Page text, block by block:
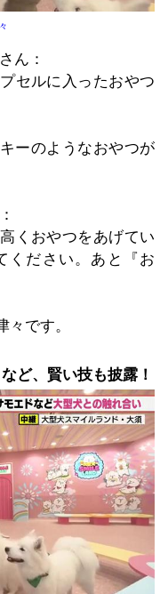
ん：
セルに入ったおやつ
ーのようなおやつが
くおやつをあげてい
ください。あと『お
です。
ど、賢い技も披露！